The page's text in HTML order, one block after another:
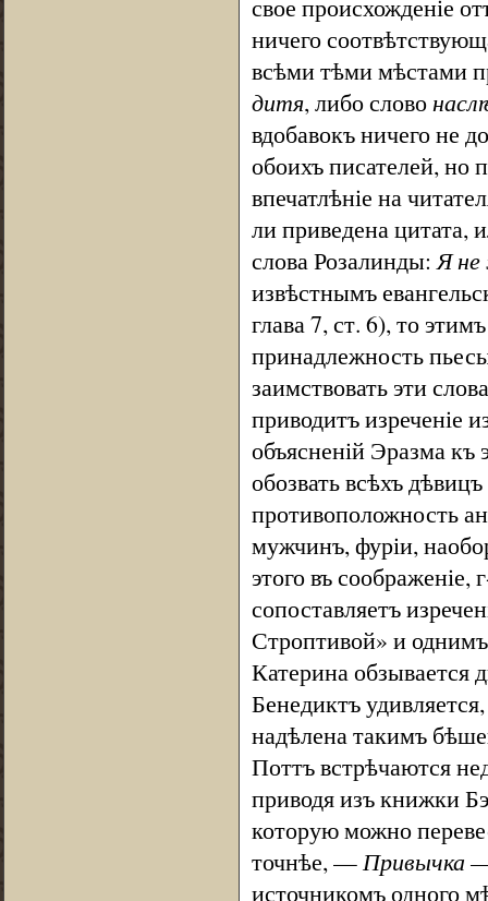
свое происхожденіе
ничего
всѣми тѣми мѣстами
дитя, либо слово
вдобавокъ ничего не
обоихъ писателей,
впечатлѣніе на
ли приведена цитата,
слова Розалинды:Я не
извѣстнымъ
глава 7, ст. 6), то
принадлежность
заимствовать эти
приводитъ изреченіе
объясненій Эразма къ
обозвать всѣхъ
противоположность
мужчинъ, фуріи,
этого въ
сопоставляетъ
Строптивой» и
Катерина обзывается
Бенедиктъ
надѣлена такимъ
Поттъ встрѣчаются
приводя изъ книжки
которую можно
точнѣе, —Привычка
источникомъ одного